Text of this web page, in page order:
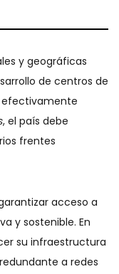
y geográficas
de centros de
efectivamente
, el país debe
frentes
acceso a
y sostenible. En
su infraestructura
a redes